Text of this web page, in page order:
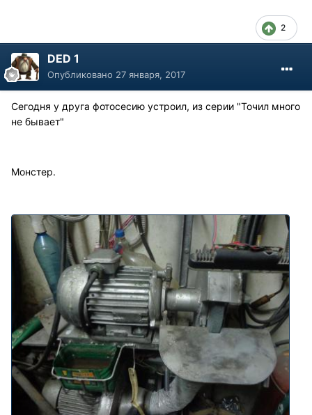
2
DED 1
Опубликовано 27 января, 2017
Сегодня у друга фотосесию устроил, из серии "Точил много
не бывает"
Монстер.